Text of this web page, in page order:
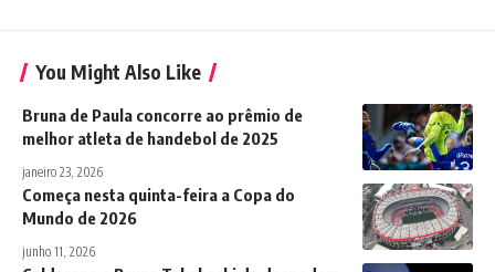
You Might Also Like
Bruna de Paula concorre ao prêmio de
melhor atleta de handebol de 2025
janeiro 23, 2026
Começa nesta quinta-feira a Copa do
Mundo de 2026
junho 11, 2026